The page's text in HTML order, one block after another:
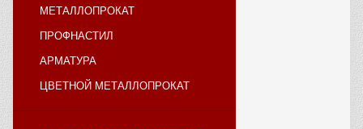
МЕТАЛЛОПРОКАТ
ПРОФНАСТИЛ
АРМАТУРА
ЦВЕТНОЙ МЕТАЛЛОПРОКАТ